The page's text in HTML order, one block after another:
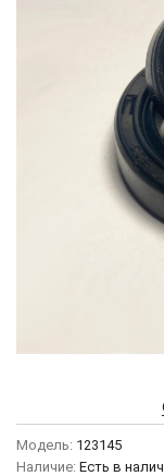
Модель: 123145
Наличие: Есть в